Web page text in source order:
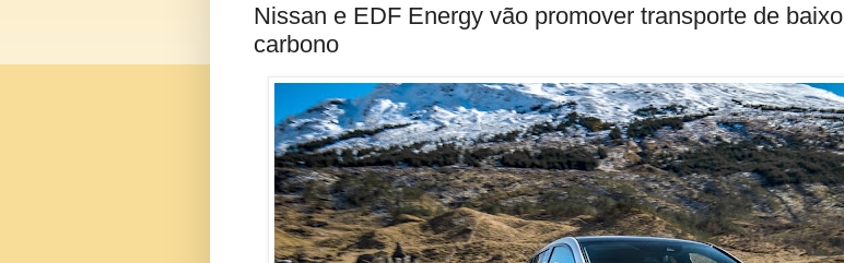
Nissan e EDF Energy vão promover transporte de baixo
carbono